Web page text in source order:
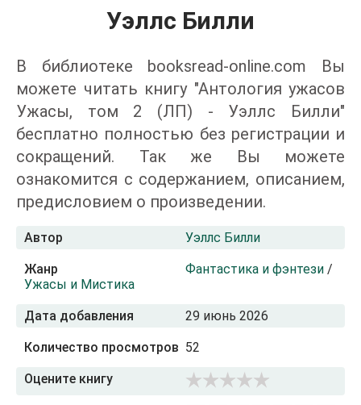
Уэллс Билли
В библиотеке booksread-online.com Вы
можете читать книгу "Антология ужасов
Ужасы, том 2 (ЛП) - Уэллс Билли"
бесплатно полностью без регистрации и
сокращений. Так же Вы можете
ознакомится с содержанием, описанием,
предисловием о произведении.
Автор Уэллс Билли
Жанр Фантастика и фэнтези /
Ужасы и Мистика
Дата добавления 29 июнь 2026
Количество просмотров 52
Оцените книгу